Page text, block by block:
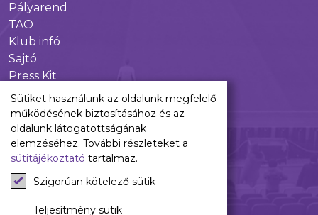
Pályarend
TAO
Klub infó
Sajtó
Press Kit
Újpest FC Shop
Digitális felületeink
Facebook
Instagram
Tiktok
Youtube
Spotify
Sütiket használunk az oldalunk megfelelő
működésének biztosításához és az
oldalunk látogatottságának
elemzéséhez. További részleteket a
sütitájékoztató tartalmaz.
Szigorúan kötelező sütik
Teljesítmény sütik